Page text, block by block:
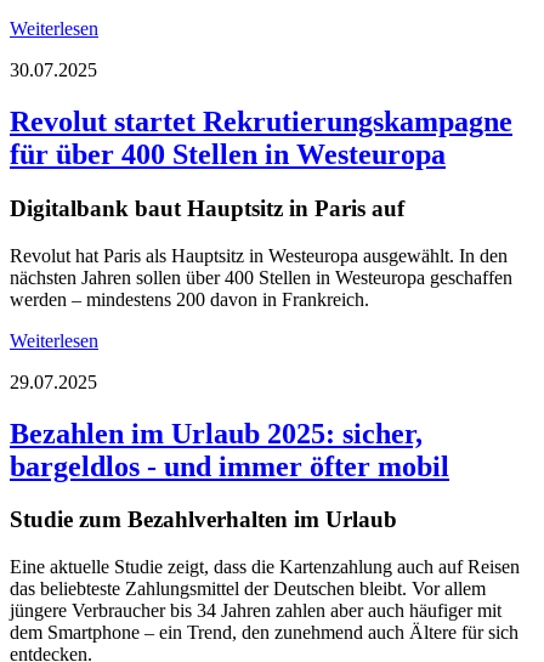
Weiterlesen
30.07.2025
Revolut startet Rekrutierungskampagne
für über 400 Stellen in Westeuropa
Digitalbank baut Hauptsitz in Paris auf
Revolut hat Paris als Hauptsitz in Westeuropa ausgewählt. In den
nächsten Jahren sollen über 400 Stellen in Westeuropa geschaffen
werden – mindestens 200 davon in Frankreich.
Weiterlesen
29.07.2025
Bezahlen im Urlaub 2025: sicher,
bargeldlos - und immer öfter mobil
Studie zum Bezahlverhalten im Urlaub
Eine aktuelle Studie zeigt, dass die Kartenzahlung auch auf Reisen
das beliebteste Zahlungsmittel der Deutschen bleibt. Vor allem
jüngere Verbraucher bis 34 Jahren zahlen aber auch häufiger mit
dem Smartphone – ein Trend, den zunehmend auch Ältere für sich
entdecken.